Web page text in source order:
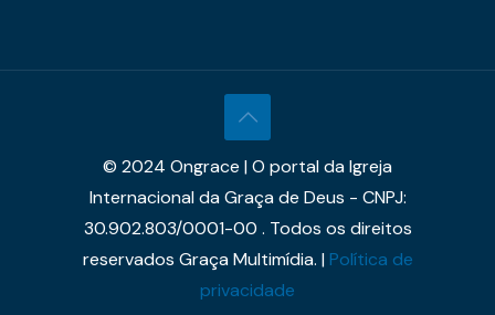
© 2024 Ongrace | O portal da Igreja
Internacional da Graça de Deus - CNPJ:
30.902.803/0001-00 . Todos os direitos
reservados Graça Multimídia. |Política de
privacidade